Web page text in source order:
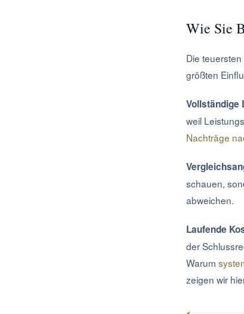
Wie Sie
Die
größten
Vollständige
weil
Nachträge
schauen,
abweichen.
Laufende
der
Warum
zeigen wir